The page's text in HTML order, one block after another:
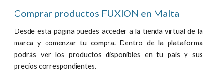
Comprar productos FUXION en Malta
Desde esta página puedes acceder a la tiendavirtual de la
marca y comenzar tu compra. Dentro de la plataforma
podrás ver los productos disponibles en tu país y sus
precios correspondientes.